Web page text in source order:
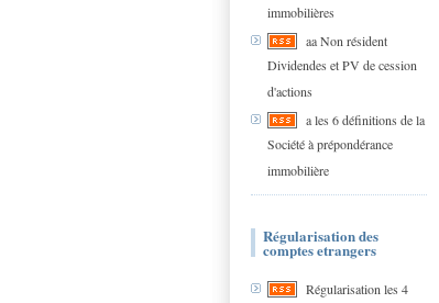
immobilières
aa Non résident
Dividendes et PV de cession
d'actions
a les 6 définitions de la
Société à prépondérance
immobilière
Régularisation des
comptes etrangers
Régularisation les 4